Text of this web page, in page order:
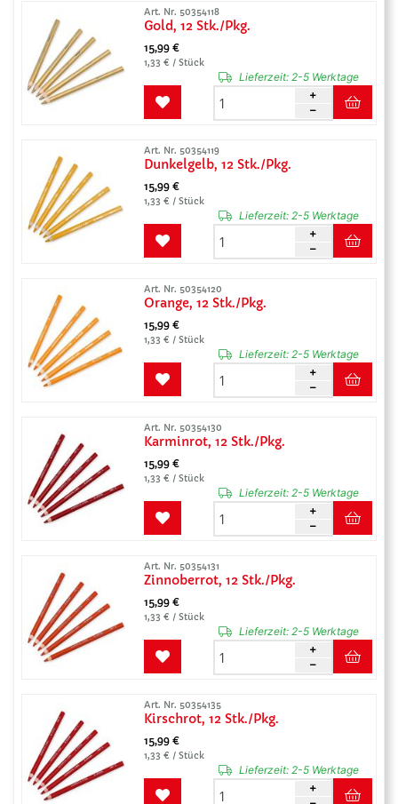
Art. Nr. 50354118
Gold, 12 Stk./Pkg.
15,99 €
1,33 € / Stück
Lieferzeit:2-5 Werktage
Art. Nr. 50354119
Dunkelgelb, 12 Stk./Pkg.
15,99 €
1,33 € / Stück
Lieferzeit:2-5 Werktage
Art. Nr. 50354120
Orange, 12 Stk./Pkg.
15,99 €
1,33 € / Stück
Lieferzeit:2-5 Werktage
Art. Nr. 50354130
Karminrot, 12 Stk./Pkg.
15,99 €
1,33 € / Stück
Lieferzeit:2-5 Werktage
Art. Nr. 50354131
Zinnoberrot, 12 Stk./Pkg.
15,99 €
1,33 € / Stück
Lieferzeit:2-5 Werktage
Art. Nr. 50354135
Kirschrot, 12 Stk./Pkg.
15,99 €
1,33 € / Stück
Lieferzeit:2-5 Werktage